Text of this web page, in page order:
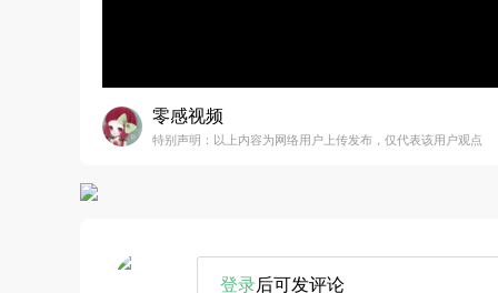
零感视频
特别声明：以上内容为网络用户上传发布，仅代表该用户观点
登录后可发评论